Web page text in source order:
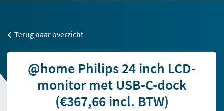
Terug naar overzicht
@home Philips 24 inch LCD-
monitor met USB-C-dock
(€367,66 incl. BTW)